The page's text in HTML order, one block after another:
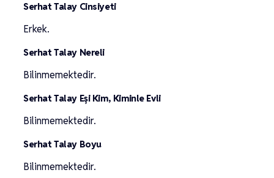
Serhat Talay Cinsiyeti
Erkek.
Serhat Talay Nereli
Bilinmemektedir.
Serhat Talay Eşi Kim, Kiminle Evli
Bilinmemektedir.
Serhat Talay Boyu
Bilinmemektedir.